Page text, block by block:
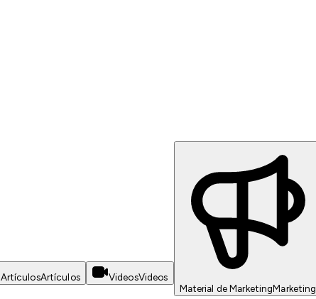
ArtículosArtículos VideosVideos
Material de MarketingMarketing